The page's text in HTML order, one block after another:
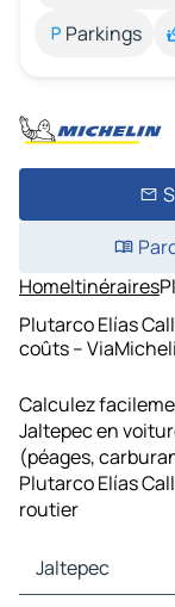
Parkings
HomeItinéraires
Plutarco Elías
coûts –
Calculez
Jaltepec en
(péages,
Plutarco Elías
routier
Jaltepec